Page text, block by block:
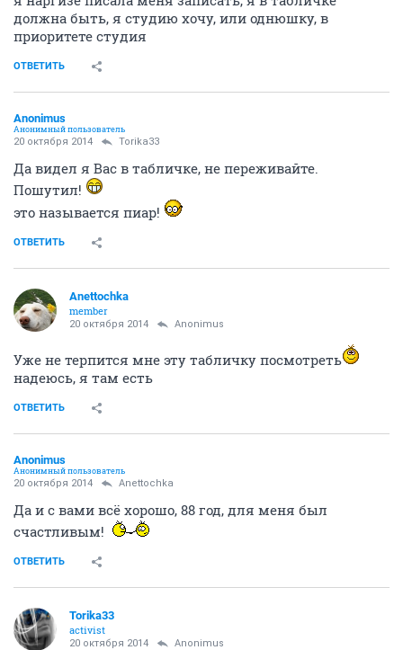
должна быть, я студию хочу, или однюшку, в
приоритете студия
ОТВЕТИТЬ
Anоnimus
Анонимный пользователь
20 октября 2014 Torika33
Да видел я Вас в табличке, не переживайте.
Пошутил!
это называется пиар!
ОТВЕТИТЬ
Anettochka
member
20 октября 2014 Anоnimus
Уже не терпится мне эту табличку посмотреть
надеюсь, я там есть
ОТВЕТИТЬ
Anоnimus
Анонимный пользователь
20 октября 2014 Anettochka
Да и с вами всё хорошо, 88 год, для меня был
счастливым!
ОТВЕТИТЬ
Torika33
activist
20 октября 2014 Anоnimus